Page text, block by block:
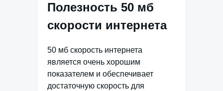
Полезность 50 мб
скорости интернета
50 мб скорость интернета
является очень хорошим
показателем и обеспечивает
достаточную скорость для